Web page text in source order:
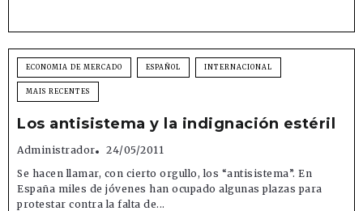
ECONOMIA DE MERCADO ESPAÑOL INTERNACIONAL
MAIS RECENTES
Los antisistema y la indignación estéril
Administrador
24/05/2011
Se hacen llamar, con cierto orgullo, los “antisistema”. En
España miles de jóvenes han ocupado algunas plazas para
protestar contra la falta de...